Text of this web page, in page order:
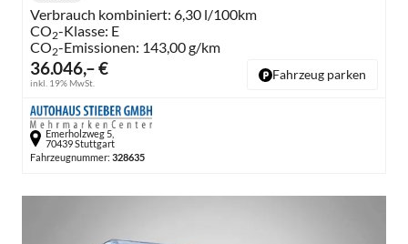
36.046,– €
inkl. 19% MwSt.
Verbrauch kombiniert: 6,30 l/100km
CO2-Klasse: E
CO2-Emissionen: 143,00 g/km
Fahrzeug parken
Emerholzweg 5,
70439 Stuttgart
Fahrzeugnummer: 328635